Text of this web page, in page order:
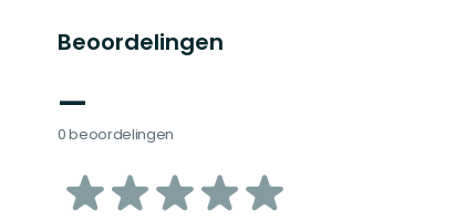
Beoordelingen
—
0 beoordelingen
van